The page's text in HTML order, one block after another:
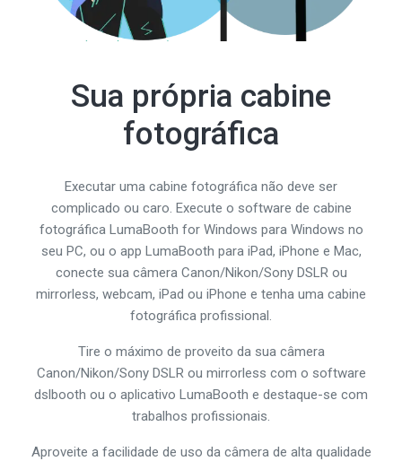
Sua própria cabine
fotográfica
Executar uma cabine fotográfica não deve ser
complicado ou caro. Execute o software de cabine
fotográfica LumaBooth for Windows para Windows no
seu PC, ou o app LumaBooth para iPad, iPhone e Mac,
conecte sua câmera Canon/Nikon/Sony DSLR ou
mirrorless, webcam, iPad ou iPhone e tenha uma cabine
fotográfica profissional.
Tire o máximo de proveito da sua câmera
Canon/Nikon/Sony DSLR ou mirrorless com o software
dslbooth ou o aplicativo LumaBooth e destaque-se com
trabalhos profissionais.
Aproveite a facilidade de uso da câmera de alta qualidade